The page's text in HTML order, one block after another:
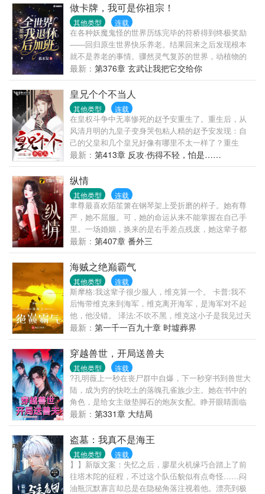
做卡牌，我可是你祖宗！
其他类型 连载
在各种妖魔鬼怪的世界历练完毕的符桥得到终极奖励
——回归原生世界快乐养老。结果回来之后发现根本
就不是养老的事情。骤然灵气复苏的世界，动植物的
变异，各种掌握非凡力量的人类涌现。医院深夜复活
的死者，从农村进入城市求学的野猪精。符桥：我他
吗心好累啊...
最新： 第376章 玄武让我把它交给你
皇兄个个不当人
其他类型 连载
在皇权斗争中无辜惨死的赵予安重生了。重生后，从
风清月明的九皇子变身哭包粘人精的赵予安发现：自
己的父皇和几个皇兄好像有哪里不太一样了？重生
前，大昭帝：“九皇子？朕记得，不过就是个宫女生的
孩子罢了！”重生后，大昭帝：“朕的皇子，你且动一下
试试！...
最新： 第413章 反攻·伤得不轻，怕是……
纵情
其他类型 连载
聿尊最喜欢陌笙箫在钢琴架上受折磨的样子。她有尊
严，她不屈服。可，她的命运从来不能掌握在自己手
里。一场婚姻，换来的是右手差点残废，她这辈子都
不能再碰钢琴。离开聿尊之后，她苟且偷生，另一个
男人，却肯接受她全部的不堪，并且愿意当她的另外
一只手。却不料,聿尊会再次以一副残忍的姿态出现，
粉碎她虚构的美好。他破坏她的婚礼……
最新： 第407章 番外三
海贼之绝巅霸气
其他类型 连载
斯摩格:我这辈子很少服人，维克算一个。 卡普:我不
后悔带维克来到海军，维克离开海军，是海军对不起
他，他没错。 泽法:不吹不黑，维克这小子是我见过天
赋最好的年轻人了，可惜了 米霍克:我不知道维克是怎
么修行的，年纪比我还小，剑道修为不弱于我，还有
那么强的恶魔果实能力，我不如他。 凯多:唯有霸气才
能凌驾于一切，是维克教给我的至理。 红发:维克的霸
王色已经青出于蓝了。 草帽:维克，我从拉夫德鲁回来
了，我知道了真相…… 维克:战争要开始了……
最新： 第一千一百九十章 时墟葬界
穿越兽世，开局送兽夫
其他类型 连载
?孔明薇上一秒在丧尸群中自爆，下一秒穿书到兽世大
陆，成为穷的快吃土的落魄孔雀族少主。她在书中的
角色，是给女主做垫脚石的炮灰女配。睁开眼睛面临
着举族尽灭的天崩开局。孔明薇双眼一闭想回去，想
多了，回不去了！她面临着穿越即死亡的剧情，只好
走一步看一步，主打一个“剧情让我死，我偏要花式苟
活”，谁也别想按剧本带我走！苟着苟着，孔明薇发现
情况有些不太对劲！为什么她身边优秀的雄性越来越
多，还越来越粘人？！
最新： 第331章 大结局
盗墓：我真不是海王
其他类型 连载
】】新版文案：失忆之后，廖星火机缘巧合踏上了前
往塔木陀的征程，不过这个队伍貌似有点奇怪……闷
油瓶沉默寡言却总是在隐秘角落注视着他。漂亮到极